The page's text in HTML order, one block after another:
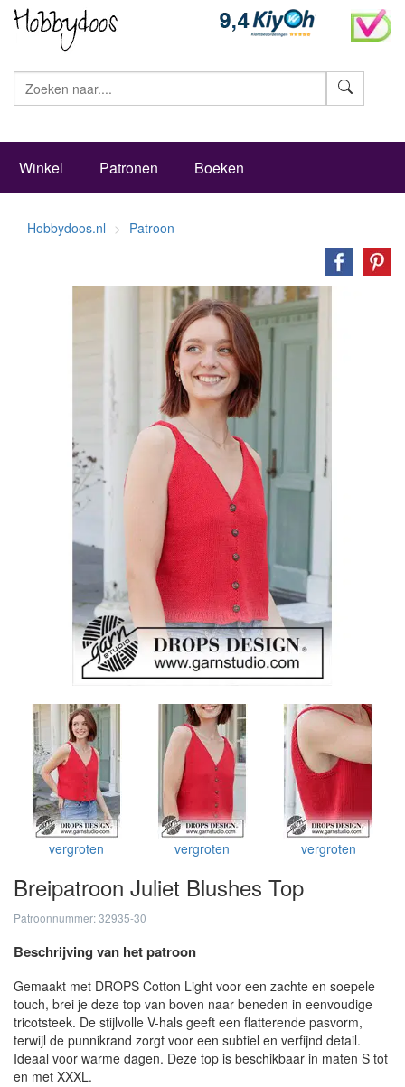
Winkel Patronen Boeken
Hobbydoos.nl Patroon
vergroten vergroten vergroten
Breipatroon Juliet Blushes Top
Patroonnummer: 32935-30
Beschrijving van het patroon
Gemaakt met DROPS Cotton Light voor een zachte en soepele
touch, brei je deze top van boven naar beneden in eenvoudige
tricotsteek. De stijlvolle V-hals geeft een flatterende pasvorm,
terwijl de punnikrand zorgt voor een subtiel en verfijnd detail.
Ideaal voor warme dagen. Deze top is beschikbaar in maten S tot
en met XXXL.